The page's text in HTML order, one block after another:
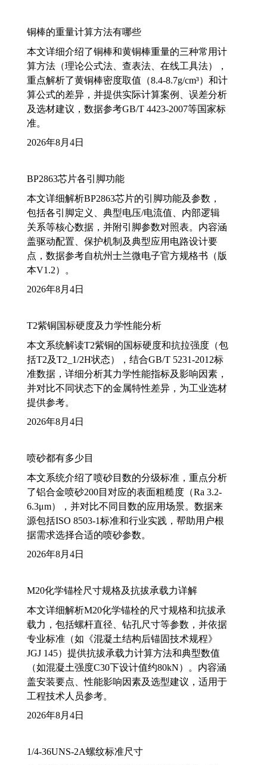
铜棒的重量计算方法有哪些
本文详细介绍了铜棒和黄铜棒重量的三种常用计
算方法（理论公式法、查表法、在线工具法），
重点解析了黄铜棒密度取值（8.4-8.7g/cm³）和计
算公式的差异，并提供实际计算案例、误差分析
及选材建议，数据参考GB/T 4423-2007等国家标
准。
2026年8月4日
BP2863芯片各引脚功能
本文详细解析BP2863芯片的引脚功能及参数，
包括各引脚定义、典型电压/电流值、内部逻辑
关系等核心数据，并附引脚参数对照表。内容涵
盖驱动配置、保护机制及典型应用电路设计要
点，数据参考自杭州士兰微电子官方规格书（版
本V1.2）。
2026年8月4日
T2紫铜国标硬度及力学性能分析
本文系统解读T2紫铜的国标硬度和抗拉强度（包
括T2及T2_1/2H状态），结合GB/T 5231-2012标
准数据，详细分析其力学性能指标及影响因素，
并对比不同状态下的金属特性差异，为工业选材
提供参考。
2026年8月4日
喷砂都有多少目
本文系统介绍了喷砂目数的分级标准，重点分析
了铝合金喷砂200目对应的表面粗糙度（Ra 3.2-
6.3μm），并对比不同目数的应用场景。数据来
源包括ISO 8503-1标准和行业实践，帮助用户根
据需求选择合适的喷砂参数。
2026年8月4日
M20化学锚栓尺寸规格及抗拔承载力详解
本文详细解析M20化学锚栓的尺寸规格和抗拔承
载力，包括螺杆直径、钻孔尺寸等参数，并依据
专业标准（如《混凝土结构后锚固技术规程》
JGJ 145）提供抗拔承载力计算方法和典型数值
（如混凝土强度C30下设计值约80kN）。内容涵
盖安装要点、性能影响因素及选型建议，适用于
工程技术人员参考。
2026年8月4日
1/4-36UNS-2A螺纹标准尺寸